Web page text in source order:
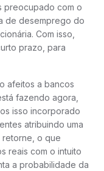
preocupado com o
de desemprego do
Com isso,
prazo, para
afeitos a bancos
fazendo agora,
isso incorporado
atribuindo uma
o que
reais com o intuito
a probabilidade da